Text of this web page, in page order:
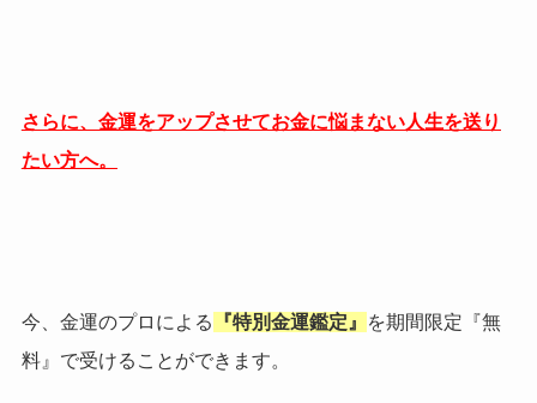
さらに、金運をアップさせてお金に悩まない人生を送り
たい方へ。
今、金運のプロによる 『特別金運鑑定』
を期間限定『無
料』で受けることができます。